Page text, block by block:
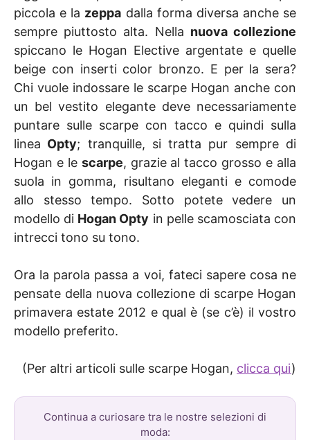
piccola e la zeppa dalla forma diversa anche se
sempre piuttosto alta. Nella nuova collezione
spiccano le Hogan Elective argentate e quelle
beige con inserti color bronzo. E per la sera?
Chi vuole indossare le scarpe Hogan anche con
un bel vestito elegante deve necessariamente
puntare sulle scarpe con tacco e quindi sulla
linea Opty; tranquille, si tratta pur sempre di
Hogan e le scarpe, grazie al tacco grosso e alla
suola in gomma, risultano eleganti e comode
allo stesso tempo. Sotto potete vedere un
modello di Hogan Opty in pelle scamosciata con
intrecci tono su tono.
Ora la parola passa a voi, fateci sapere cosa ne
pensate della nuova collezione di scarpe Hogan
primavera estate 2012 e qual è (se c’è) il vostro
modello preferito.
(Per altri articoli sulle scarpe Hogan, clicca qui)
Continua a curiosare tra le nostre selezioni di
moda: